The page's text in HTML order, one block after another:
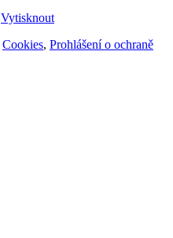
Vytisknout
Cookies, Prohlášení o ochraně